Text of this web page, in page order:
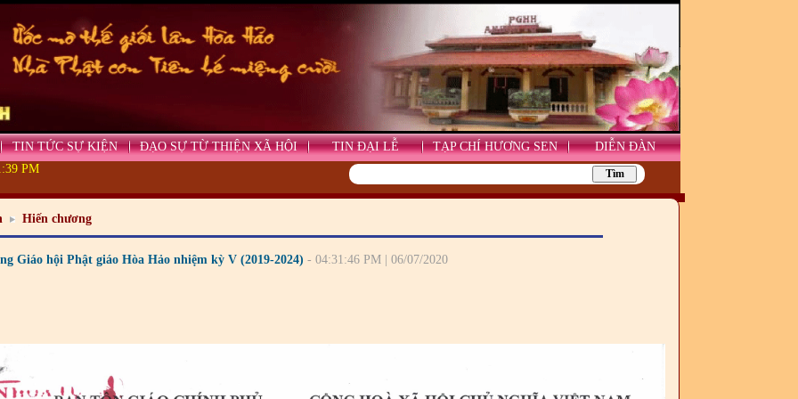
TIN TỨC SỰ KIỆN ĐẠO SỰ TỪ THIỆN XÃ HỘI TIN ĐẠI LỄ TẠP CHÍ HƯƠNG SEN
DIỄN ĐÀN
PM
Hiến chương
Giáo hội Phật giáo Hòa Hảo nhiệm kỳ V (2019-2024) - 04:31:46 PM | 06/07/2020